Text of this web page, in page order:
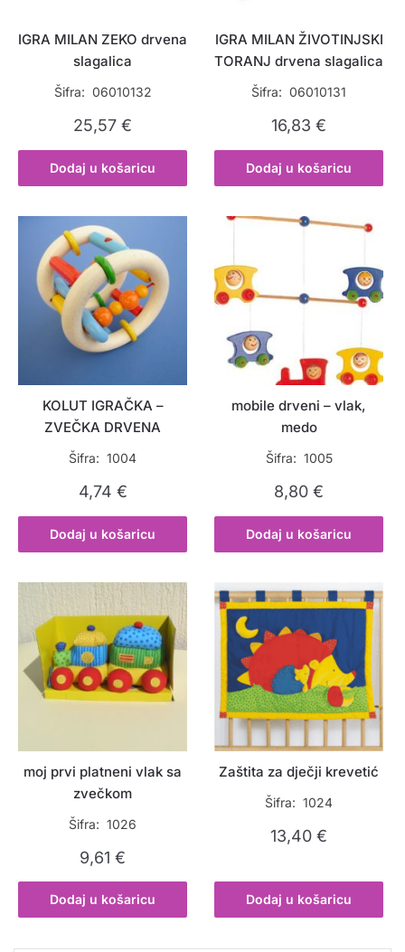
IGRA MILAN ZEKO drvena
slagalica
Šifra: 06010132
25,57€
Dodaj u košaricu
IGRA MILAN ŽIVOTINJSKI
TORANJ drvena slagalica
Šifra: 06010131
16,83€
Dodaj u košaricu
KOLUT IGRAČKA –
ZVEČKA DRVENA
Šifra: 1004
4,74 €
Dodaj u košaricu
mobile drveni – vlak,
medo
Šifra: 1005
8,80€
Dodaj u košaricu
moj prvi platneni vlak sa
zvečkom
Šifra: 1026
9,61€
Dodaj u košaricu
Zaštita za dječji krevetić
Šifra: 1024
13,40€
Dodaj u košaricu